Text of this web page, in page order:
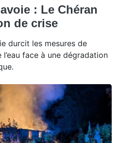
: Le Chéran
de crise
durcit les mesures de
face à une dégradation